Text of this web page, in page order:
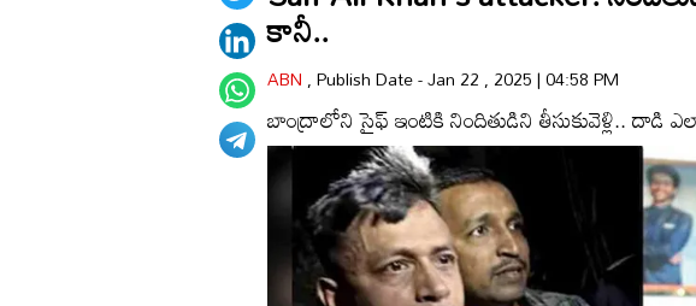
కానీ..
ABN, Publish Date - Jan 22 , 2025 | 04:58 PM
బాంద్రాలోని సైఫ్‌ ఇంటికి నిందితుడిని తీసుకువెళ్లి.. దాడి